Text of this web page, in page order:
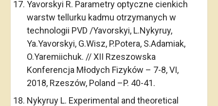
Yavorskyi R. Parametry optyczne cienkich
warstw tellurku kadmu otrzymanych w
technologii PVD /Yavorskyi, L.Nykyruy,
Ya.Yavorskyi, G.Wisz, P.Potera, S.Adamiak,
O.Yaremiichuk. // XII Rzeszowska
Konferencja Młodych Fizyków – 7-8, VI,
2018, Rzeszów, Poland –P. 40-41.
Nykyruy L. Experimental and theoretical